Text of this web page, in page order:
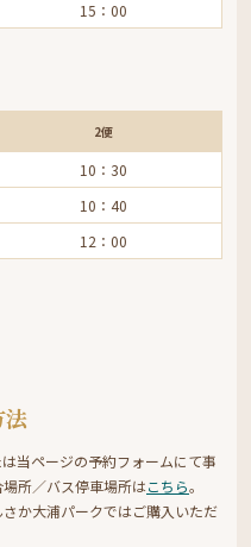
15：00
2便
10：30
10：40
12：00
法
当ページの予約フォームにて事
所／バス停車場所はこちら。
か大浦パークではご購入いただ